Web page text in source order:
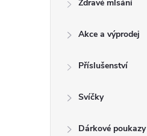
Zdravé mlsání
Akce a výprodej
Příslušenství
Svíčky
Dárkové poukazy